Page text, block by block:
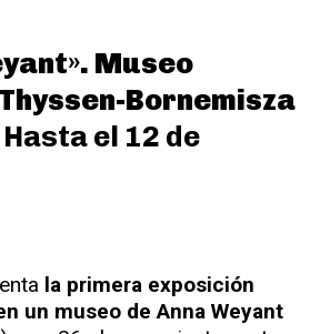
. Museo
Bornemisza
Hasta el 12 de
la primera exposición
un museo de Anna Weyant